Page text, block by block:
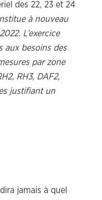
des 22, 23 et 24
à nouveau
L’exercice
aux besoins des
par zone
RH3, DAF2,
justifiant un
jamais à quel